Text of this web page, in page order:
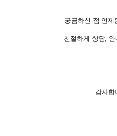
궁금하신 점 언제
친절하게 상담,
감사합